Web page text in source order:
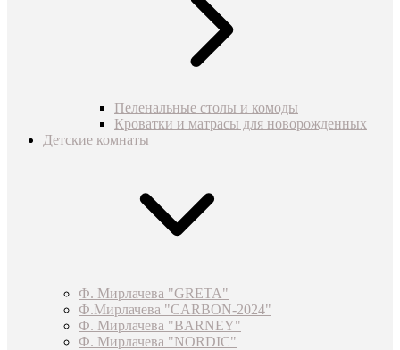
Пеленальные столы и комоды
Кроватки и матрасы для новорожденных
Детские комнаты
Ф. Мирлачева "GRETA"
Ф.Мирлачева "CARBON-2024"
Ф. Мирлачева "BARNEY"
Ф. Мирлачева "NORDIC"